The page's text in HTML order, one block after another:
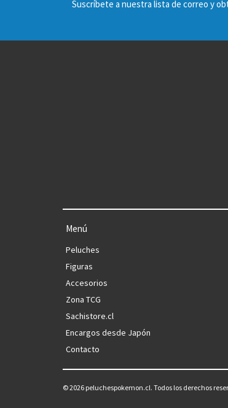
Suscríbete a nuestra lista de correo y
Menú
Peluches
Figuras
Accesorios
Zona TCG
Sachistore.cl
Encargos desde Japón
Contacto
© 2026 peluchespokemon.cl. Todos los derechos